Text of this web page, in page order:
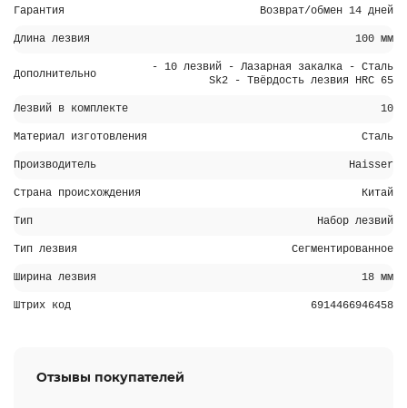
Гарантия Возврат/обмен 14 дней
Длина лезвия 100 мм
Дополнительно
- 10 лезвий - Лазарная закалка - Сталь
Sk2 - Твёрдость лезвия HRC 65
Лезвий в комплекте 10
Материал изготовления Сталь
Производитель Haisser
Страна происхождения Китай
Тип Набор лезвий
Тип лезвия Сегментированное
Ширина лезвия 18 мм
Штрих код 6914466946458
Отзывы покупателей